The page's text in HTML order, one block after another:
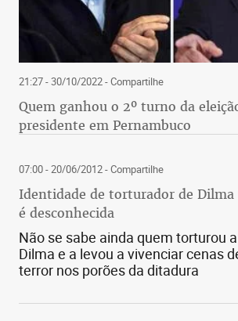
21:27 - 30/10/2022- Compartilhe
Quem ganhou o 2º turno da
presidente em Pernambuco
07:00 - 20/06/2012- Compartilhe
Identidade de torturador de Dilma
é desconhecida
Não se sabe ainda quem torturou
Dilma e a levou a vivenciar cenas
terror nos porões da ditadura